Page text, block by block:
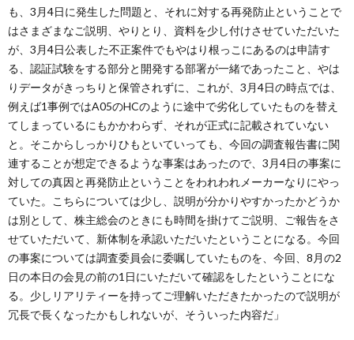
も、3月4日に発生した問題と、それに対する再発防止ということで
はさまざまなご説明、やりとり、資料を少し付けさせていただいた
が、3月4日公表した不正案件でもやはり根っこにあるのは申請す
る、認証試験をする部分と開発する部署が一緒であったこと、やは
りデータがきっちりと保管されずに、これが、3月4日の時点では、
例えば1事例ではA05のHCのように途中で劣化していたものを替え
てしまっているにもかかわらず、それが正式に記載されていない
と。そこからしっかりひもといていっても、今回の調査報告書に関
連することが想定できるような事案はあったので、3月4日の事案に
対しての真因と再発防止ということをわれわれメーカーなりにやっ
ていた。こちらについては少し、説明が分かりやすかったかどうか
は別として、株主総会のときにも時間を掛けてご説明、ご報告をさ
せていただいて、新体制を承認いただいたということになる。今回
の事案については調査委員会に委嘱していたものを、今回、8月の2
日の本日の会見の前の1日にいただいて確認をしたということにな
る。少しリアリティーを持ってご理解いただきたかったので説明が
冗長で長くなったかもしれないが、そういった内容だ」